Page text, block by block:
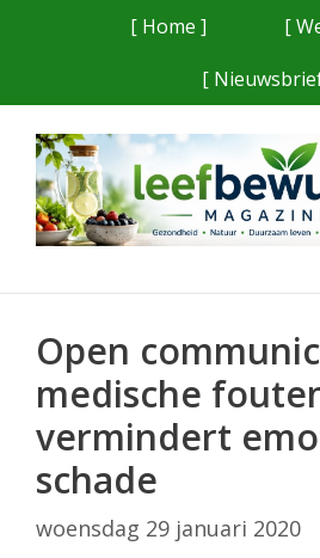
[ Home ]
[
[
Open
medische
vermindert
schade
woensdag 29 januari 2020